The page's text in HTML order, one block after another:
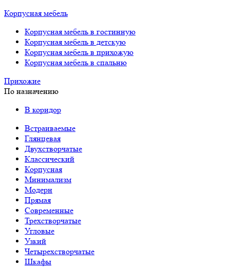
Корпусная мебель
Корпусная мебель в гостинную
Корпусная мебель в детскую
Корпусная мебель в прихожую
Корпусная мебель в спальню
Прихожие
По назначению
В коридор
Встраиваемые
Глянцевая
Двухстворчатые
Классический
Корпусная
Минимализм
Модерн
Прямая
Современные
Трехстворчатые
Угловые
Узкий
Четырехстворчатые
Шкафы